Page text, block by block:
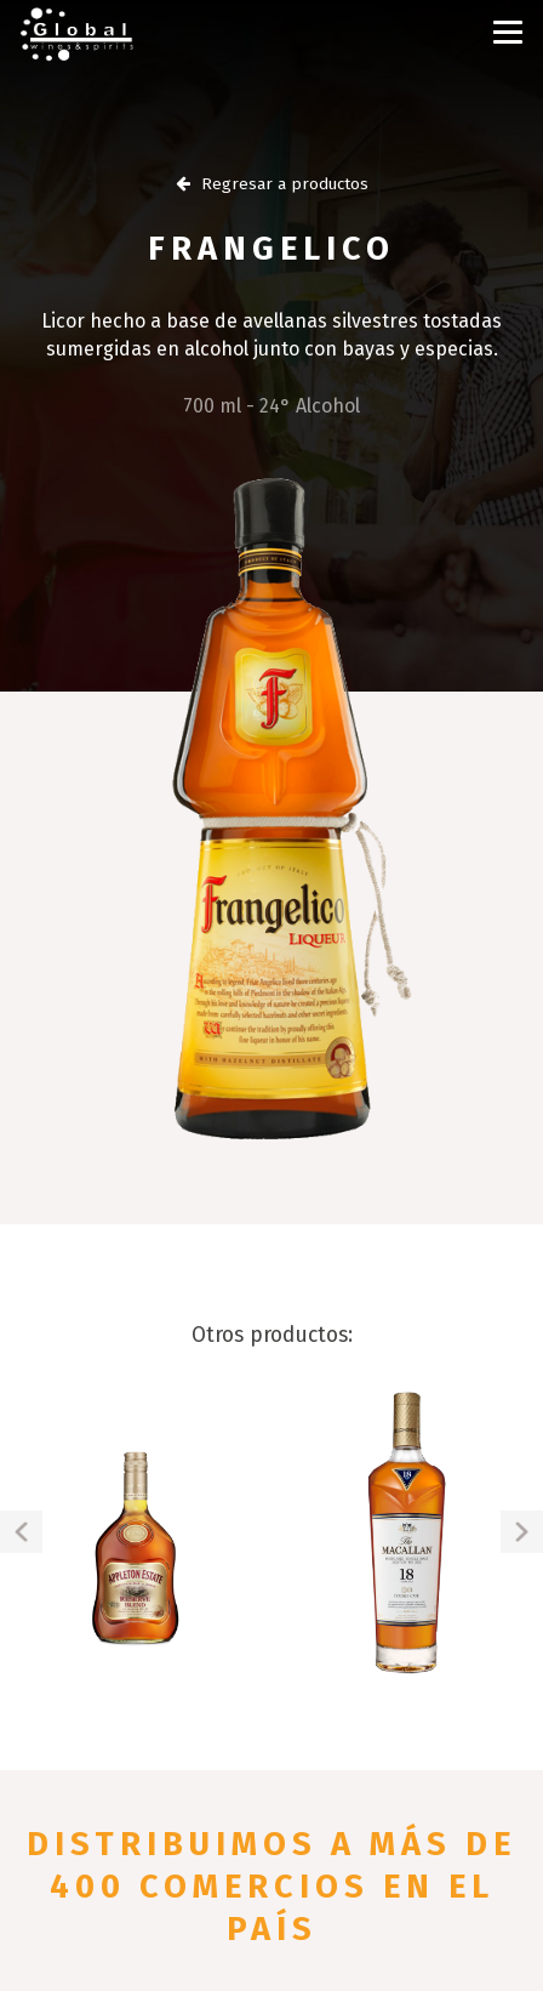
Regresar a productos
FRANGELICO
Licor hecho a base de avellanas silvestres tostadas
sumergidas en alcohol junto con bayas y especias.
700 ml - 24° Alcohol
Otros productos:
DISTRIBUIMOSA MÁS DE
400 COMERCIOS EN EL
PAÍS